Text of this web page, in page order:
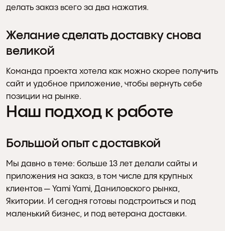
делать заказ всего за два нажатия.
Желание сделать доставку снова
великой
Команда проекта хотела как можно скорее получить
сайт и удобное приложение, чтобы вернуть себе
позиции на рынке.
Наш подход к работе
Большой опыт с доставкой
Мы давно в теме: больше 13 лет делали сайты и
приложения на заказ, в том числе для крупных
клиентов — Yami Yami, Даниловского рынка,
Якитории. И сегодня готовы подстроиться и под
маленький бизнес, и под ветерана доставки.